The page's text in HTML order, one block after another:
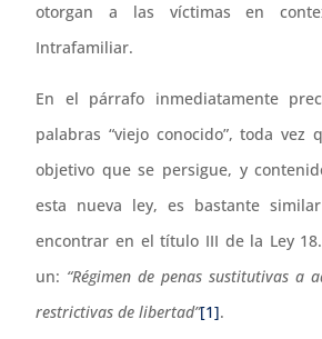
otorgan a las víctimas en
Intrafamiliar.
En el párrafo inmediatamente
palabras “viejo conocido”, toda vez
objetivo que se persigue, y
esta nueva ley, es bastante
encontrar en el título III de la Ley
un: “Régimen de penas sustitutivas a
restrictivas de libertad”[1].